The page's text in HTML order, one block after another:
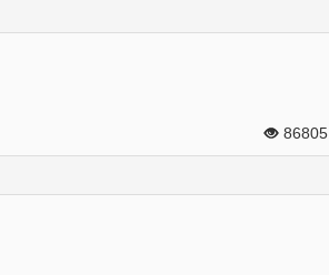
86805